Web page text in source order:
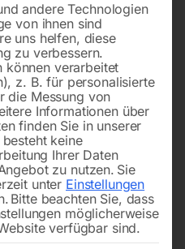
andere Technologien
von ihnen sind
uns helfen, diese
zu verbessern.
können verarbeitet
z. B. für personalisierte
die Messung von
Informationen über
finden Sie in unserer
besteht keine
Ihrer Daten
zu nutzen. Sie
unter Einstellungen
Bitte beachten Sie, dass
möglicherweise
verfügbar sind.